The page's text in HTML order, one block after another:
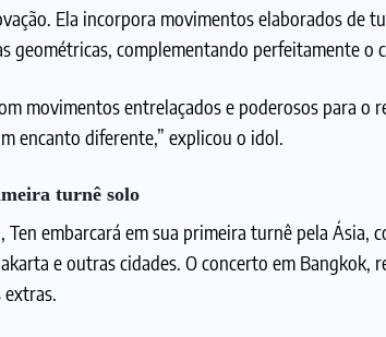
Ela incorpora movimentos elaborados de
geométricas, complementando perfeitamente o
movimentos entrelaçados e poderosos para o
encanto diferente,” explicou o idol.
turnê solo
embarcará em sua primeira turnê pela Ásia,
e outras cidades. O concerto em
extras.